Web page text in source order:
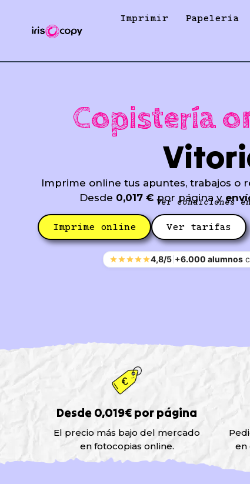
contenido
Imprimir Papelería
Copistería
Imprime online tus apuntes, trabajos o
Desde 0,017 € por página y
Ver condiciones
Imprime online Ver tarifas
4,8/5 +6.000 alumnos
Desde 0,019€ por página
El precio más bajo del mercado
en fotocopias online.
en